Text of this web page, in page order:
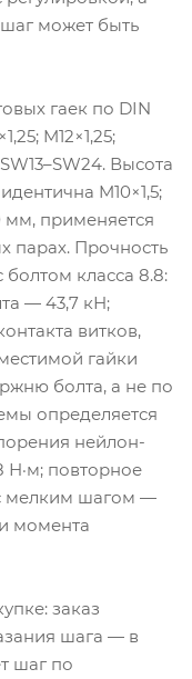
шаг может быть
гаек по DIN
M12×1,25;
SW13–SW24. Высота
M10×1,5;
мм, применяется
парах. Прочность
болтом класса 8.8:
— 43,7 кН;
витков,
гайки
болта, а не по
определяется
нейлон-
Н·м; повторное
мелким шагом —
момента
заказ
шага — в
шаг по